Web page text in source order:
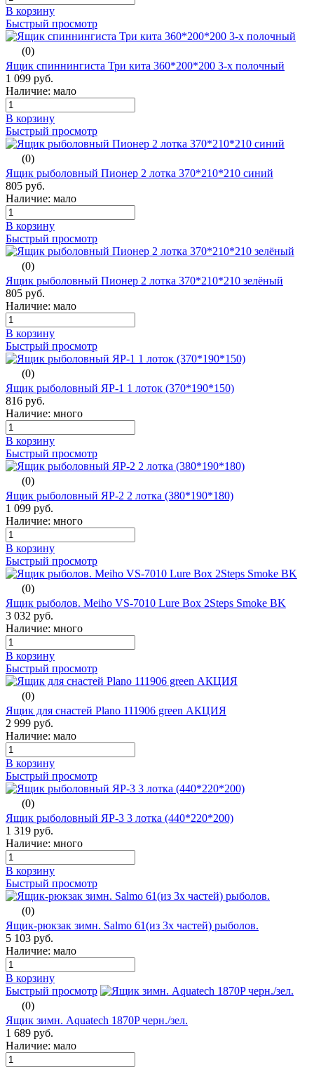
В корзину
Быстрый просмотр
(0)
Ящик спиннингиста Три кита 360*200*200 3-х полочный
1 099 руб.
Наличие: мало
В корзину
Быстрый просмотр
(0)
Ящик рыболовный Пионер 2 лотка 370*210*210 синий
805 руб.
Наличие: мало
В корзину
Быстрый просмотр
(0)
Ящик рыболовный Пионер 2 лотка 370*210*210 зелёный
805 руб.
Наличие: мало
В корзину
Быстрый просмотр
(0)
Ящик рыболовный ЯР-1 1 лоток (370*190*150)
816 руб.
Наличие: много
В корзину
Быстрый просмотр
(0)
Ящик рыболовный ЯР-2 2 лотка (380*190*180)
1 099 руб.
Наличие: много
В корзину
Быстрый просмотр
(0)
Ящик рыболов. Meiho VS-7010 Lure Box 2Steps Smoke BK
3 032 руб.
Наличие: много
В корзину
Быстрый просмотр
(0)
Ящик для снастей Plano 111906 green АКЦИЯ
2 999 руб.
Наличие: мало
В корзину
Быстрый просмотр
(0)
Ящик рыболовный ЯР-3 3 лотка (440*220*200)
1 319 руб.
Наличие: много
В корзину
Быстрый просмотр
(0)
Ящик-рюкзак зимн. Salmo 61(из 3х частей) рыболов.
5 103 руб.
Наличие: мало
В корзину
Быстрый просмотр
(0)
Ящик зимн. Aquatech 1870P черн./зел.
1 689 руб.
Наличие: мало